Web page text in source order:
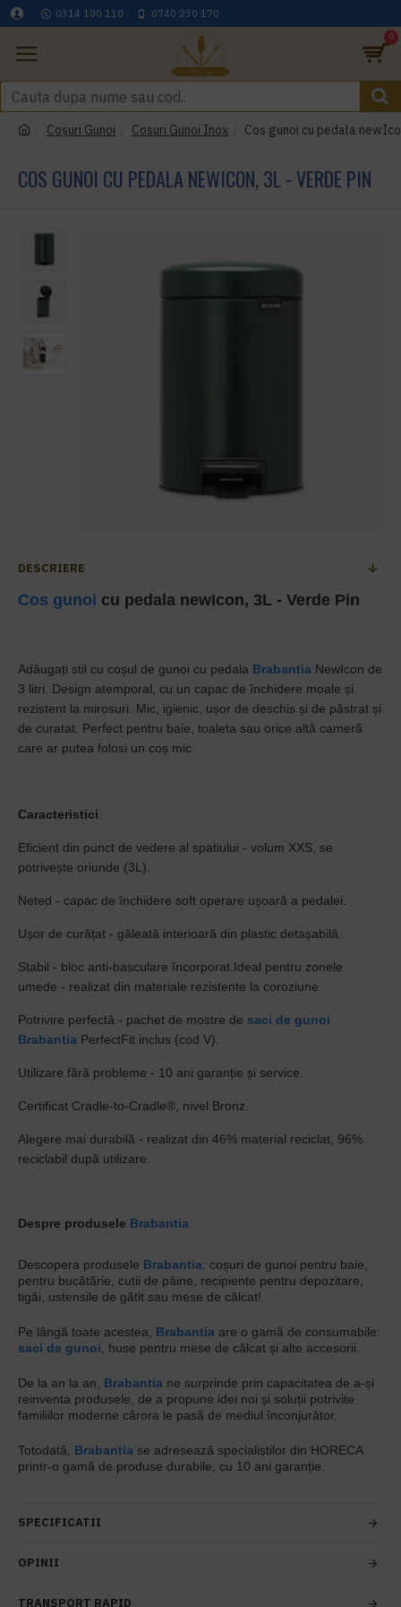
0314 100 110 0740 230 170
0
Coşuri Gunoi Cosuri Gunoi Inox Cos gunoi cu pedala
COS GUNOI CU PEDALA NEWICON, 3L - VERDE PIN
DESCRIERE
Cos gunoi cu pedala newIcon, 3L - Verde Pin
Adăugați stil cu coșul de gunoi cu pedala Brabantia NewIcon de
3 litri. Design atemporal, cu un capac de închidere moale și
rezistent la mirosuri. Mic, igienic, ușor de deschis și de păstrat și
de curatat. Perfect pentru baie, toaleta sau orice altă cameră
care ar putea folosi un coș mic.
Caracteristici:
Eficient din punct de vedere al spatiului - volum XXS, se
potrivește oriunde (3L).
Neted - capac de închidere soft operare ușoară a pedalei.
Ușor de curățat - găleată interioară din plastic detașabilă.
Stabil - bloc anti-basculare încorporat.Ideal pentru zonele
umede - realizat din materiale rezistente la coroziune.
Potrivire perfectă - pachet de mostre de saci de gunoi
Brabantia PerfectFit inclus (cod V).
Utilizare fără probleme - 10 ani garanție și service.
Certificat Cradle-to-Cradle®, nivel Bronz.
Alegere mai durabilă - realizat din 46% material reciclat, 96%
reciclabil după utilizare.
Despre produsele Brabantia
Descopera produsele Brabantia: coșuri de gunoi pentru baie,
pentru bucătărie, cutii de pâine, recipiente pentru depozitare,
tigăi, ustensile de gătit sau mese de călcat!
Pe lângă toate acestea, Brabantia are o gamă de consumabile:
saci de gunoi , huse pentru mese de călcat și alte accesorii.
De la an la an, Brabantia ne surprinde prin capacitatea de a-și
reinventa produsele, de a propune idei noi și soluții potrivite
familiilor moderne cărora le pasă de mediul înconjurător.
Totodată, Brabantia se adresează specialiștilor din HORECA
printr-o gamă de produse durabile, cu 10 ani garanție.
SPECIFICATII
OPINII
TRANSPORT RAPID